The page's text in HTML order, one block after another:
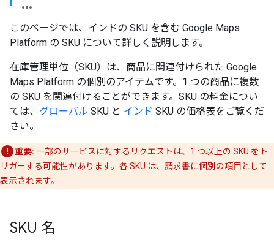
このページでは、インドの SKU を含む Google Maps
Platform の SKU について詳しく説明します。
在庫管理単位（SKU）は、商品に関連付けられた Google
Maps Platform の個別のアイテムです。1 つの商品に複数
の SKU を関連付けることができます。SKU の料金につい
ては、 グローバル SKU と インド SKU の価格表をご覧くだ
さい。
重要: 一部のサービスに対するリクエストは、1 つ以上の SKU をト
リガーする可能性があります。各 SKU は、請求書に個別の項目として
表示されます。
SKU 名